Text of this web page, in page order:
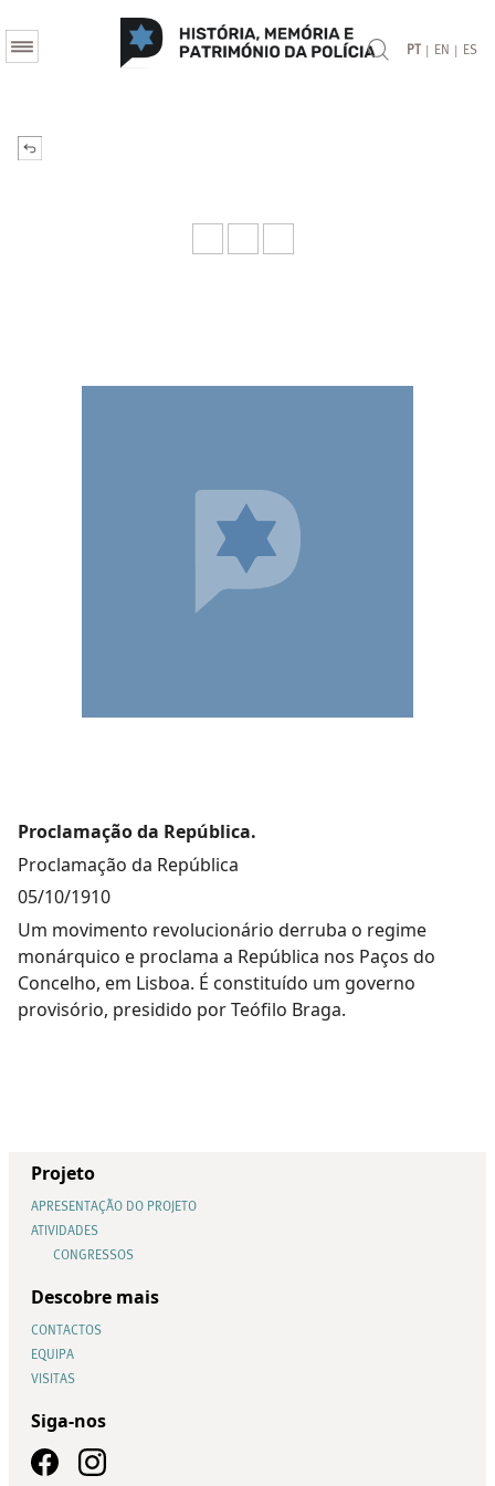
PT | EN | ES
Proclamação da República.
Proclamação da República
05/10/1910
Um movimento revolucionário derruba o regime
monárquico e proclama a República nos Paços do
Concelho, em Lisboa. É constituído um governo
provisório, presidido por Teófilo Braga.
Projeto
APRESENTAÇÃO DO PROJETO
ATIVIDADES
CONGRESSOS
Descobre mais
CONTACTOS
EQUIPA
VISITAS
Siga-nos